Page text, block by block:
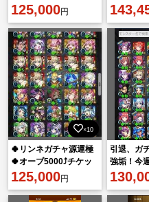
ト ランク2500. フレ
ンドにM4のぺんぺんい
ます
125,000円
👑🔥最古
率100％🔥
×10
🍀リンネガチャ源運極
🍀オーブ5000⤴️チケッ
ト90⤴️
125,000円
引退、ガ
強垢！今